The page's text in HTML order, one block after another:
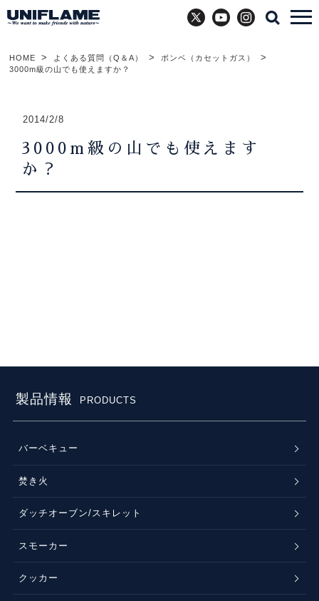
X YouTubeInstagram
HOME よくある質問（Q＆A）
ボンベ（カセットガス）
3000m級の山でも使えますか？
2014/2/8
3000m級の山でも使えます
か？
製品情報 PRODUCTS
バーベキュー
焚き火
ダッチオーブン/スキレット
スモーカー
クッカー